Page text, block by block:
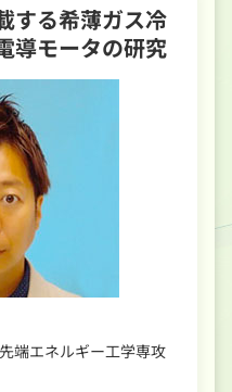
する希薄ガス冷
導モータの研究
端エネルギー工学専攻